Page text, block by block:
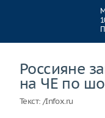
Россияне
на ЧЕ по
Текст: /Infox.ru